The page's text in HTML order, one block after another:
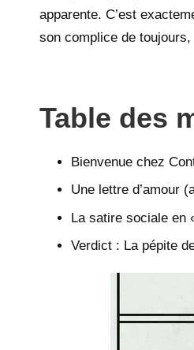
apparente. C’est
son complice de
Table des
Bienvenue chez
Une lettre d’amour
La satire sociale en
Verdict : La pépite